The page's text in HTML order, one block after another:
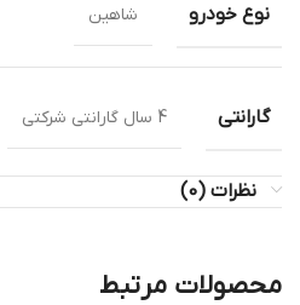
نوع خودرو شاهین
گارانتی 4 سال گارانتی شرکتی
نظرات (0)
محصولات مرتبط